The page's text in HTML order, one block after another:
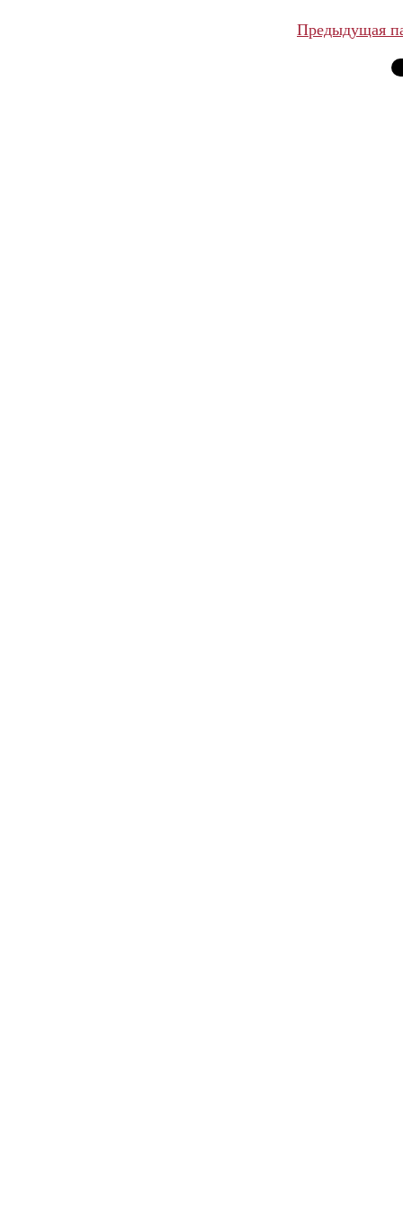
Предыдущая